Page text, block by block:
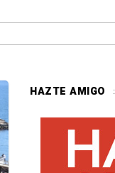
HAZTE AMIGO